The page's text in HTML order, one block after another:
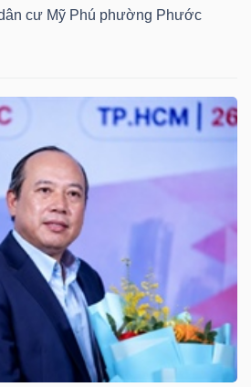
cư Mỹ Phú phường Phước